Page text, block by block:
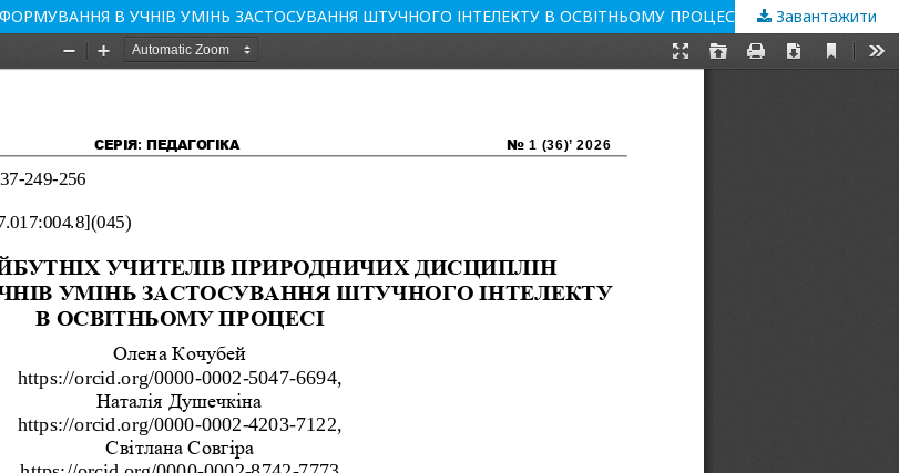
В УЧНІВ УМІНЬ ЗАСТОСУВАННЯ ШТУЧНОГО ІНТЕЛЕКТУ В ОСВІТНЬОМУ ПРОЦЕСІ Завантажити